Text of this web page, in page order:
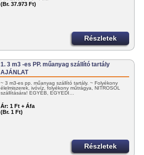
(Br. 37.973 Ft)
Részletek
1. 3 m3 -es PP. műanyag szállító tartály
AJÁNLAT
~ 3 m3-es pp. műanyag szállító tartály. ~ Folyékony
élelmiszerek, ivóvíz, folyékony műtrágya, NITROSOL
szállítására! EGYÉB, EGYEDI…
Ár: 1 Ft + Áfa
(Br. 1 Ft)
Részletek